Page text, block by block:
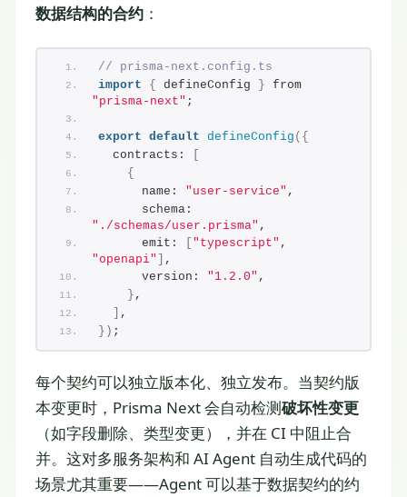
数据结构的合约 ：
// prisma-next.config.ts
import
{ defineConfig }
"prisma-next" ;
export default defineConfig ( {
  contracts:
{
      name:
"user-service" ,
"./schemas/user.prisma" ,
      emit:
"typescript"
"openapi"
,
      version:
"1.2.0" ,
} ,
,
} ) ;
每个契约可以独立版本化、独立发布。当契约版
本变更时，Prisma Next 会自动检测破坏性变更
（如字段删除、类型变更），并在 CI 中阻止合
并。这对多服务架构和 AI Agent 自动生成代码的
场景尤其重要——Agent 可以基于数据契约的约